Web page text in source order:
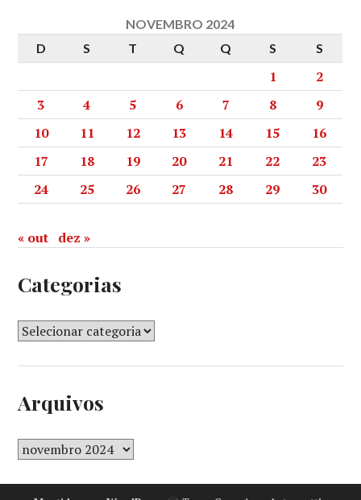
NOVEMBRO 2024
D
S T Q Q S S
1
2
3
4 5 6 7 8
9
10
11 12 13 14 15
16
17
18 19 20 21 22
23
24
25 26 27 28 29 30
« out dez »
Categorias
Arquivos